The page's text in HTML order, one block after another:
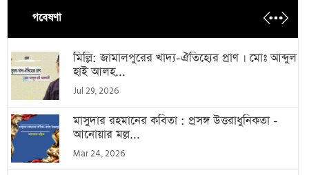
গবেষণা
মিল্লি: জামালপুরের খাদ্য-ঐতিহ্যের প্রাণ । মোঃ আব্দুল
হাই আলহ...
Jul 29, 2026
মাসুদার রহমানের কবিতা : প্রসঙ্গ উত্তরাধুনিকতা -
আনোয়ার মল্ল...
Mar 24, 2026